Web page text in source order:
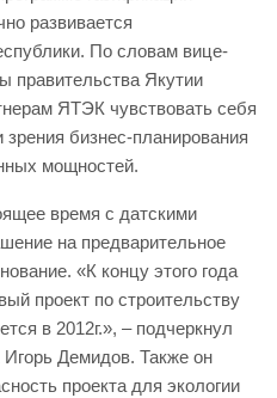
развивается
По словам вице-
правительства Якутии
ЯТЭК чувствовать себя
зрения бизнес-планирования
мощностей.
время с датскими
на предварительное
«К концу этого года
проект по строительству
в 2012г.», – подчеркнул
Демидов. Также он
проекта для экологии